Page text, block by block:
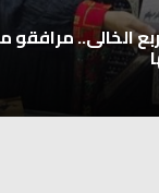
الخالى.. مرافقو